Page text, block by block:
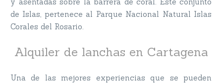
de Islas, pertenece al Parque Nacional Natural Islas
Corales del Rosario.
Alquiler de lanchas en Cartagena
Una de las mejores experiencias que se pueden